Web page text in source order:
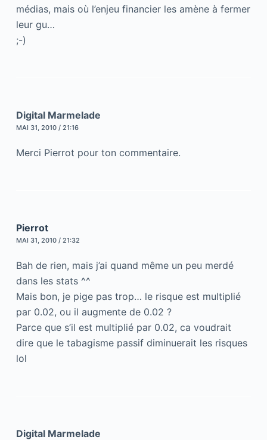
médias, mais où l’enjeu financier les amène à fermer
leur gu…
;-)
Digital Marmelade
MAI 31, 2010 / 21:16
Merci Pierrot pour ton commentaire.
Pierrot
MAI 31, 2010 / 21:32
Bah de rien, mais j’ai quand même un peu merdé
dans les stats ^^
Mais bon, je pige pas trop… le risque est multiplié
par 0.02, ou il augmente de 0.02 ?
Parce que s’il est multiplié par 0.02, ca voudrait
dire que le tabagisme passif diminuerait les risques
lol
Digital Marmelade